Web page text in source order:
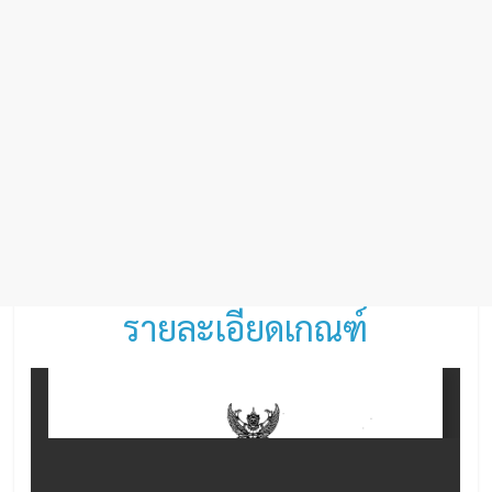
รายละเอียดเกณฑ์